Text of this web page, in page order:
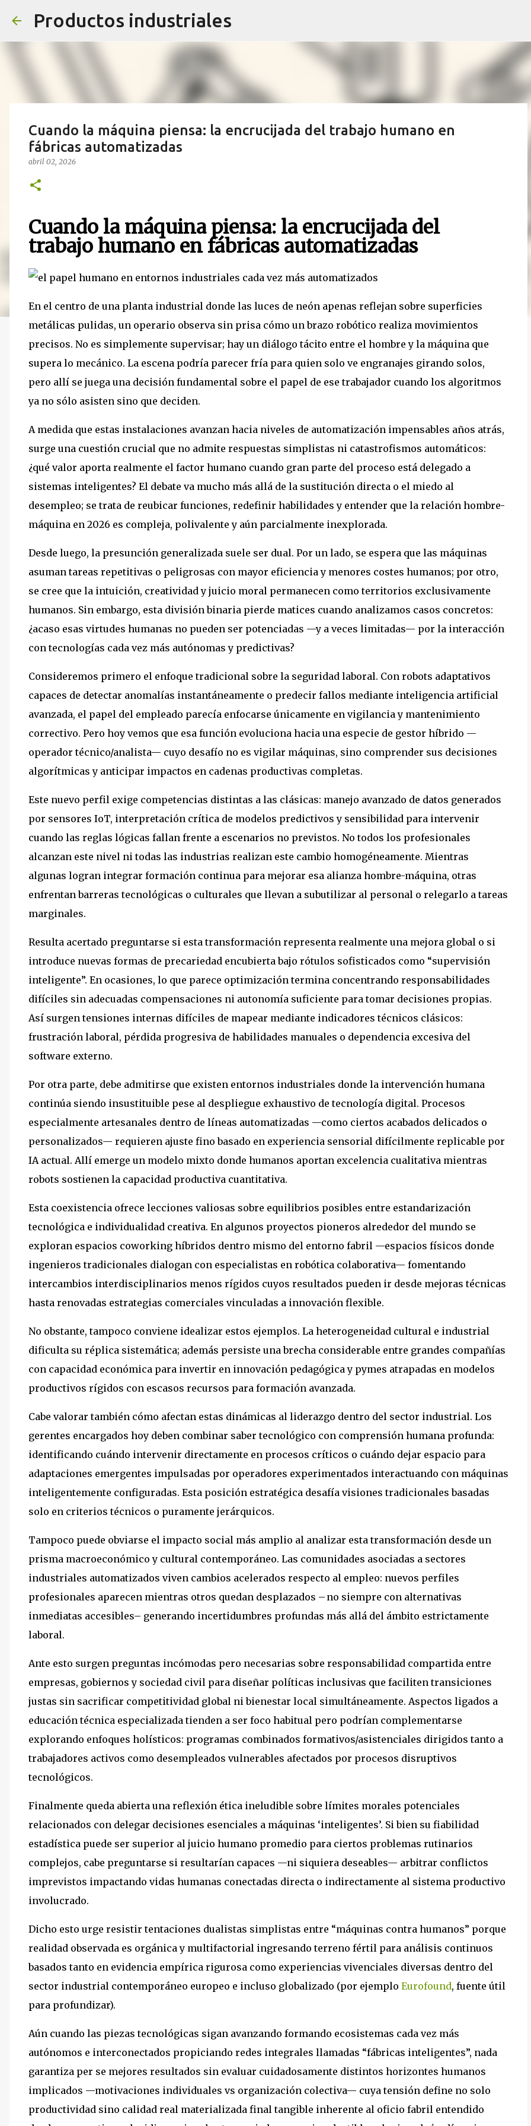
Productos industriales
Cuando la máquina piensa: la encrucijada del trabajo humano en
fábricas automatizadas
abril 02, 2026
Cuando la máquina piensa: la encrucijada del
trabajo humano en fábricas automatizadas
En el centro de una planta industrial donde las luces de neón apenas reflejan sobre superficies
metálicas pulidas, un operario observa sin prisa cómo un brazo robótico realiza movimientos
precisos. No es simplemente supervisar; hay un diálogo tácito entre el hombre y la máquina que
supera lo mecánico. La escena podría parecer fría para quien solo ve engranajes girando solos,
pero allí se juega una decisión fundamental sobre el papel de ese trabajador cuando los algoritmos
ya no sólo asisten sino que deciden.
A medida que estas instalaciones avanzan hacia niveles de automatización impensables años atrás,
surge una cuestión crucial que no admite respuestas simplistas ni catastrofismos automáticos:
¿qué valor aporta realmente el factor humano cuando gran parte del proceso está delegado a
sistemas inteligentes? El debate va mucho más allá de la sustitución directa o el miedo al
desempleo; se trata de reubicar funciones, redefinir habilidades y entender que la relación hombre-
máquina en 2026 es compleja, polivalente y aún parcialmente inexplorada.
Desde luego, la presunción generalizada suele ser dual. Por un lado, se espera que las máquinas
asuman tareas repetitivas o peligrosas con mayor eficiencia y menores costes humanos; por otro,
se cree que la intuición, creatividad y juicio moral permanecen como territorios exclusivamente
humanos. Sin embargo, esta división binaria pierde matices cuando analizamos casos concretos:
¿acaso esas virtudes humanas no pueden ser potenciadas —y a veces limitadas— por la interacción
con tecnologías cada vez más autónomas y predictivas?
Consideremos primero el enfoque tradicional sobre la seguridad laboral. Con robots adaptativos
capaces de detectar anomalías instantáneamente o predecir fallos mediante inteligencia artificial
avanzada, el papel del empleado parecía enfocarse únicamente en vigilancia y mantenimiento
correctivo. Pero hoy vemos que esa función evoluciona hacia una especie de gestor híbrido —
operador técnico/analista— cuyo desafío no es vigilar máquinas, sino comprender sus decisiones
algorítmicas y anticipar impactos en cadenas productivas completas.
Este nuevo perfil exige competencias distintas a las clásicas: manejo avanzado de datos generados
por sensores IoT, interpretación crítica de modelos predictivos y sensibilidad para intervenir
cuando las reglas lógicas fallan frente a escenarios no previstos. No todos los profesionales
alcanzan este nivel ni todas las industrias realizan este cambio homogéneamente. Mientras
algunas logran integrar formación continua para mejorar esa alianza hombre-máquina, otras
enfrentan barreras tecnológicas o culturales que llevan a subutilizar al personal o relegarlo a tareas
marginales.
Resulta acertado preguntarse si esta transformación representa realmente una mejora global o si
introduce nuevas formas de precariedad encubierta bajo rótulos sofisticados como “supervisión
inteligente”. En ocasiones, lo que parece optimización termina concentrando responsabilidades
difíciles sin adecuadas compensaciones ni autonomía suficiente para tomar decisiones propias.
Así surgen tensiones internas difíciles de mapear mediante indicadores técnicos clásicos:
frustración laboral, pérdida progresiva de habilidades manuales o dependencia excesiva del
software externo.
Por otra parte, debe admitirse que existen entornos industriales donde la intervención humana
continúa siendo insustituible pese al despliegue exhaustivo de tecnología digital. Procesos
especialmente artesanales dentro de líneas automatizadas —como ciertos acabados delicados o
personalizados— requieren ajuste fino basado en experiencia sensorial difícilmente replicable por
IA actual. Allí emerge un modelo mixto donde humanos aportan excelencia cualitativa mientras
robots sostienen la capacidad productiva cuantitativa.
Esta coexistencia ofrece lecciones valiosas sobre equilibrios posibles entre estandarización
tecnológica e individualidad creativa. En algunos proyectos pioneros alrededor del mundo se
exploran espacios coworking híbridos dentro mismo del entorno fabril —espacios físicos donde
ingenieros tradicionales dialogan con especialistas en robótica colaborativa— fomentando
intercambios interdisciplinarios menos rígidos cuyos resultados pueden ir desde mejoras técnicas
hasta renovadas estrategias comerciales vinculadas a innovación flexible.
No obstante, tampoco conviene idealizar estos ejemplos. La heterogeneidad cultural e industrial
dificulta su réplica sistemática; además persiste una brecha considerable entre grandes compañías
con capacidad económica para invertir en innovación pedagógica y pymes atrapadas en modelos
productivos rígidos con escasos recursos para formación avanzada.
Cabe valorar también cómo afectan estas dinámicas al liderazgo dentro del sector industrial. Los
gerentes encargados hoy deben combinar saber tecnológico con comprensión humana profunda:
identificando cuándo intervenir directamente en procesos críticos o cuándo dejar espacio para
adaptaciones emergentes impulsadas por operadores experimentados interactuando con máquinas
inteligentemente configuradas. Esta posición estratégica desafía visiones tradicionales basadas
solo en criterios técnicos o puramente jerárquicos.
Tampoco puede obviarse el impacto social más amplio al analizar esta transformación desde un
prisma macroeconómico y cultural contemporáneo. Las comunidades asociadas a sectores
industriales automatizados viven cambios acelerados respecto al empleo: nuevos perfiles
profesionales aparecen mientras otros quedan desplazados – no siempre con alternativas
inmediatas accesibles– generando incertidumbres profundas más allá del ámbito estrictamente
laboral.
Ante esto surgen preguntas incómodas pero necesarias sobre responsabilidad compartida entre
empresas, gobiernos y sociedad civil para diseñar políticas inclusivas que faciliten transiciones
justas sin sacrificar competitividad global ni bienestar local simultáneamente. Aspectos ligados a
educación técnica especializada tienden a ser foco habitual pero podrían complementarse
explorando enfoques holísticos: programas combinados formativos/asistenciales dirigidos tanto a
trabajadores activos como desempleados vulnerables afectados por procesos disruptivos
tecnológicos.
Finalmente queda abierta una reflexión ética ineludible sobre límites morales potenciales
relacionados con delegar decisiones esenciales a máquinas ‘inteligentes’. Si bien su fiabilidad
estadística puede ser superior al juicio humano promedio para ciertos problemas rutinarios
complejos, cabe preguntarse si resultarían capaces —ni siquiera deseables— arbitrar conflictos
imprevistos impactando vidas humanas conectadas directa o indirectamente al sistema productivo
involucrado.
Dicho esto urge resistir tentaciones dualistas simplistas entre “máquinas contra humanos” porque
realidad observada es orgánica y multifactorial ingresando terreno fértil para análisis continuos
basados tanto en evidencia empírica rigurosa como experiencias vivenciales diversas dentro del
sector industrial contemporáneo europeo e incluso globalizado (por ejemplo Eurofound, fuente útil
para profundizar).
Aún cuando las piezas tecnológicas sigan avanzando formando ecosistemas cada vez más
autónomos e interconectados propiciando redes integrales llamadas “fábricas inteligentes”, nada
garantiza per se mejores resultados sin evaluar cuidadosamente distintos horizontes humanos
implicados —motivaciones individuales vs organización colectiva— cuya tensión define no solo
productividad sino calidad real materializada final tangible inherente al oficio fabril entendido